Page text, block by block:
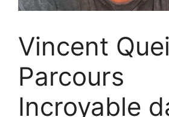
Vincent
Parcours
Incroyable